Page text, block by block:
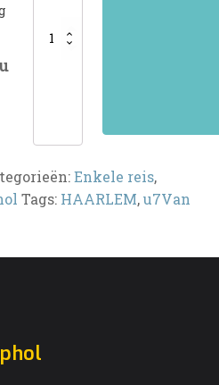
Enkele reis,
Tags: HAARLEM,u7Van